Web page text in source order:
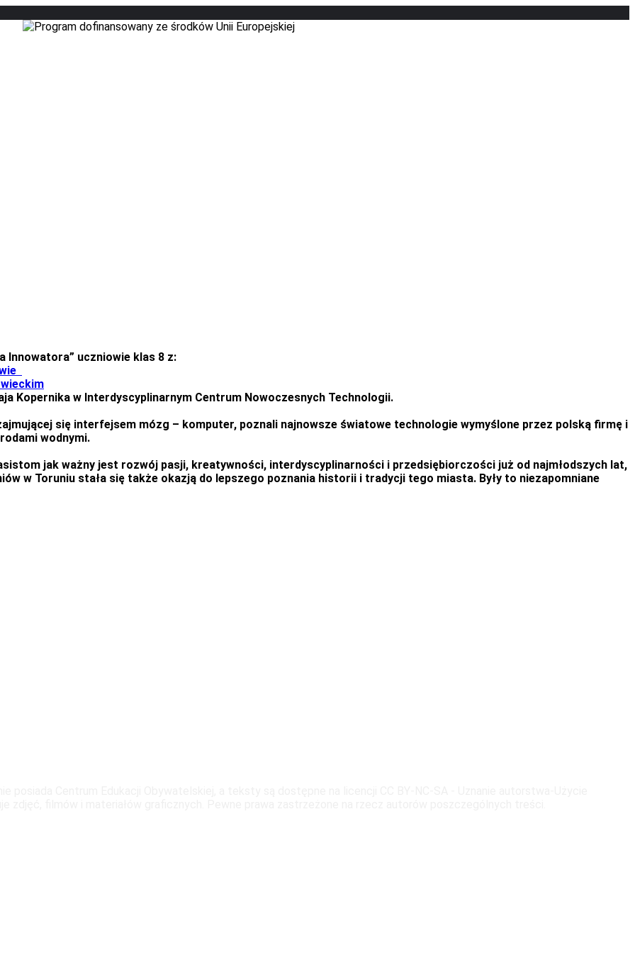
Innowatora” uczniowie klas 8 z:
Kopernika w Interdyscyplinarnym Centrum Nowoczesnych Technologii.
się interfejsem mózg – komputer, poznali najnowsze światowe technologie wymyślone przez polską firmę i
wodnymi.
jak ważny jest rozwój pasji, kreatywności, interdyscyplinarności i przedsiębiorczości już od najmłodszych lat,
w Toruniu stała się także okazją do lepszego poznania historii i tradycji tego miasta. Były to niezapomniane